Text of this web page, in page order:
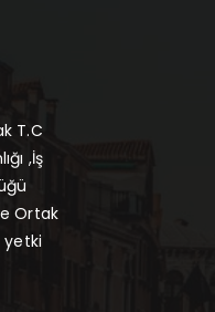
T.C
,İş
Ortak
yetki